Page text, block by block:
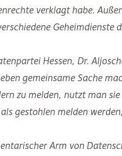
verklagt habe.
Hessen, Dr.
gemeinsame Sache
zu melden, nutzt man
gestohlen melden
Arm von